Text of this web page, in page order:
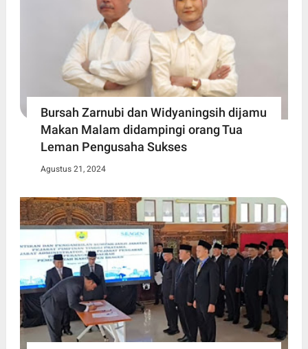
Bursah Zarnubi dan Widyaningsih dijamu
Makan Malam didampingi orang Tua
Leman Pengusaha Sukses
Agustus 21, 2024